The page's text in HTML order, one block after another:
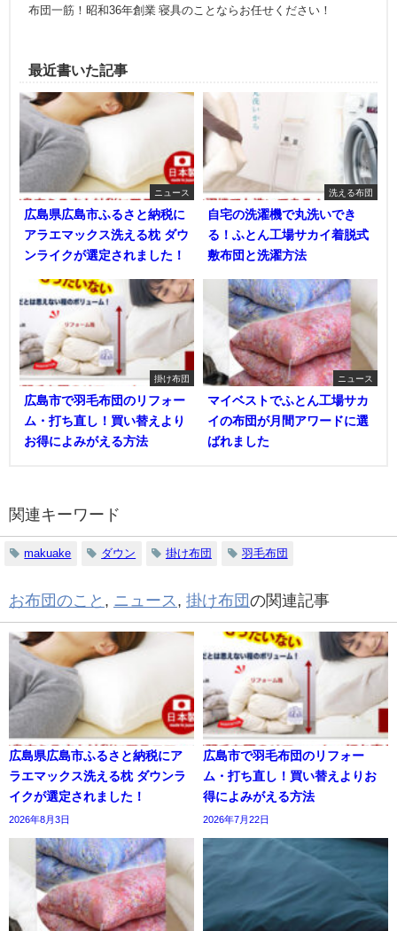
布団一筋！昭和36年創業 寝具のことならお任せください！
最近書いた記事
ニュース
広島県広島市ふるさと納税に
アラエマックス洗える枕 ダウ
ンライクが選定されました！
洗える布団
自宅の洗濯機で丸洗いでき
る！ふとん工場サカイ着脱式
敷布団と洗濯方法
掛け布団
広島市で羽毛布団のリフォー
ム・打ち直し！買い替えより
お得によみがえる方法
ニュース
マイベストでふとん工場サカ
イの布団が月間アワードに選
ばれました
関連キーワード
makuake ダウン 掛け布団 羽毛布団
お布団のこと , ニュース , 掛け布団 の関連記事
広島県広島市ふるさと納税にア
ラエマックス洗える枕 ダウンラ
イクが選定されました！
2026年8月3日
広島市で羽毛布団のリフォー
ム・打ち直し！買い替えよりお
得によみがえる方法
2026年7月22日